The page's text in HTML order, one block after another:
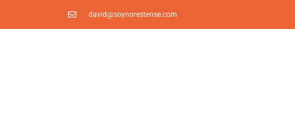
david@soynorestense.com